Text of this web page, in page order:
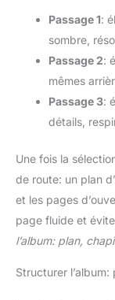
Passage 1:
sombre,
Passage 2:
mêmes
Passage 3:
détails,
Une fois la
de route: un plan
et les pages
page fluide et
l’album: plan,
Structurer